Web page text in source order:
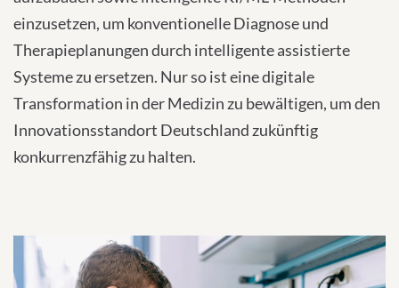
einzusetzen, um konventionelle Diagnose und
Therapieplanungen durch intelligente assistierte
Systeme zu ersetzen. Nur so ist eine digitale
Transformation in der Medizin zu bewältigen, um den
Innovationsstandort Deutschland zukünftig
konkurrenzfähig zu halten.